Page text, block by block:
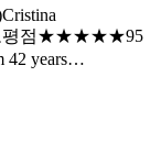
도평점★★★★★95
42 years…